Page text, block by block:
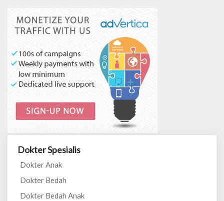
Dokter Spesialis
Dokter Anak
Dokter Bedah
Dokter Bedah Anak